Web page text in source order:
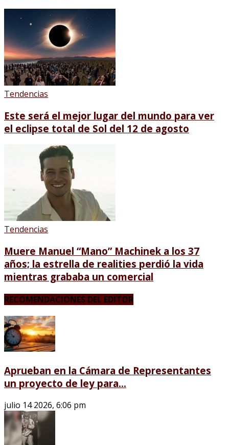
Tendencias
Este será el mejor lugar del mundo para ver
el eclipse total de Sol del 12 de agosto
Tendencias
Muere Manuel “Mano” Machinek a los 37
años; la estrella de realities perdió la vida
mientras grababa un comercial
RECOMENDACIONES DEL EDITOR
Aprueban en la Cámara de Representantes
un proyecto de ley para...
julio 14 2026, 6:06 pm